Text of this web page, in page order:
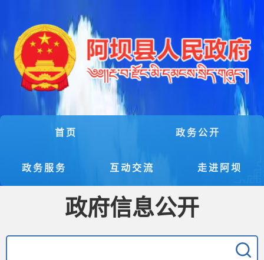
首页 政务公开
政务服务 互动交流 走进阿坝
政府信息公开